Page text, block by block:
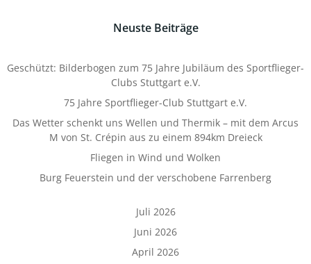
Neuste Beiträge
Geschützt: Bilderbogen zum 75 Jahre Jubiläum des Sportflieger-
Clubs Stuttgart e.V.
75 Jahre Sportflieger-Club Stuttgart e.V.
Das Wetter schenkt uns Wellen und Thermik – mit dem Arcus
M von St. Crépin aus zu einem 894km Dreieck
Fliegen in Wind und Wolken
Burg Feuerstein und der verschobene Farrenberg
Juli 2026
Juni 2026
April 2026